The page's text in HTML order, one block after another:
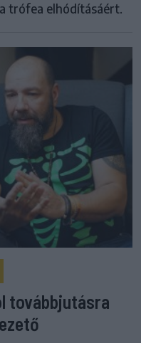
trófea elhódításáért.
továbbjutásra